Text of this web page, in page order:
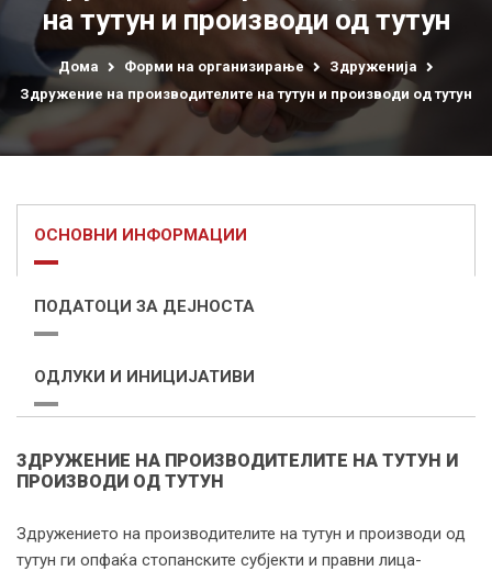
на тутун и производи од тутун
Дома Форми на организирање
Здруженија
Здружение на производителите на тутун и производи од тутун
ОСНОВНИ ИНФОРМАЦИИ
ПОДАТОЦИ ЗА ДЕЈНОСТА
ОДЛУКИ И ИНИЦИЈАТИВИ
ЗДРУЖЕНИЕ НА ПРОИЗВОДИТЕЛИТЕ НА ТУТУН И
ПРОИЗВОДИ ОД ТУТУН
Здружението на производителите на тутун и производи од
тутун ги опфаќа стопанските субјекти и правни лица-